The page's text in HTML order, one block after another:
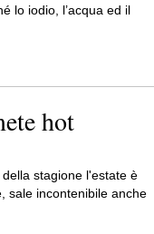
lo iodio, l’acqua ed il
hot
stagione l'estate è
sale incontenibile anche